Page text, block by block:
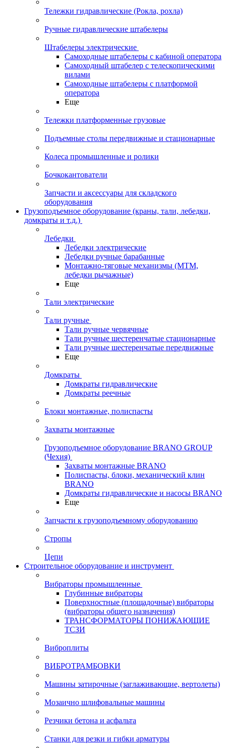
Тележки гидравлические (Рокла, рохла)
Ручные гидравлические штабелеры
Штабелеры электрические
Самоходные штабелеры с кабиной оператора
Самоходный штабелер с телескопическими
вилами
Самоходные штабелеры с платформой
оператора
Еще
Тележки платформенные грузовые
Подъемные столы передвижные и стационарные
Колеса промышленные и ролики
Бочкокантователи
Запчасти и аксессуары для складского
оборудования
Грузоподъемное оборудование (краны, тали, лебедки,
домкраты и т.д.)
Лебедки
Лебедки электрические
Лебедки ручные барабанные
Монтажно-тяговые механизмы (МТМ,
лебедки рычажные)
Еще
Тали электрические
Тали ручные
Тали ручные червячные
Тали ручные шестеренчатые стационарные
Тали ручные шестеренчатые передвижные
Еще
Домкраты
Домкраты гидравлические
Домкраты реечные
Блоки монтажные, полиспасты
Захваты монтажные
Грузоподъемное оборудование BRANO GROUP
(Чехия)
Захваты монтажные BRANO
Полиспасты, блоки, механический клин
BRANO
Домкраты гидравлические и насосы BRANO
Еще
Запчасти к грузоподъемному оборудованию
Стропы
Цепи
Строительное оборудование и инструмент
Вибраторы промышленные
Глубинные вибраторы
Поверхностные (площадочные) вибраторы
(вибраторы общего назначения)
ТРАНСФОРМАТОРЫ ПОНИЖАЮЩИЕ
ТСЗИ
Виброплиты
ВИБРОТРАМБОВКИ
Машины затирочные (заглаживающие, вертолеты)
Мозаично шлифовальные машины
Резчики бетона и асфальта
Станки для резки и гибки арматуры